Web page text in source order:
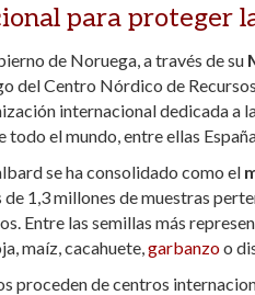
para proteger
de Noruega, a través de su
del Centro Nórdico de
internacional dedicada a
el mundo, entre ellas
se ha consolidado como el
1,3 millones de muestras
Entre las semillas más
maíz, cacahuete,garbanzoo
proceden de centros